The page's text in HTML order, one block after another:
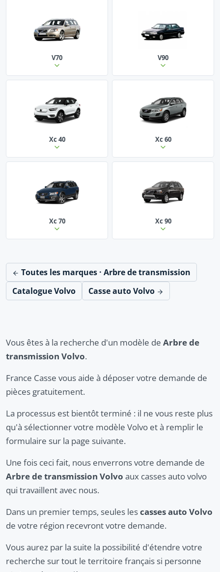
V70 V90
Xc 40 Xc 60
Xc 70 Xc 90
Toutes les marques · Arbre de transmission
Catalogue Volvo
Casse auto Volvo
Vous êtes à la recherche d'un modèle de Arbre de
transmission Volvo.
France Casse vous aide à déposer votre demande de
pièces gratuitement.
La processus est bientôt terminé : il ne vous reste plus
qu'à sélectionner votre modèle Volvo et à remplir le
formulaire sur la page suivante.
Une fois ceci fait, nous enverrons votre demande de
Arbre de transmission Volvo aux casses auto volvo
qui travaillent avec nous.
Dans un premier temps, seules lescasses auto Volvo
de votre région recevront votre demande.
Vous aurez par la suite la possibilité d'étendre votre
recherche sur tout le territoire français si personne